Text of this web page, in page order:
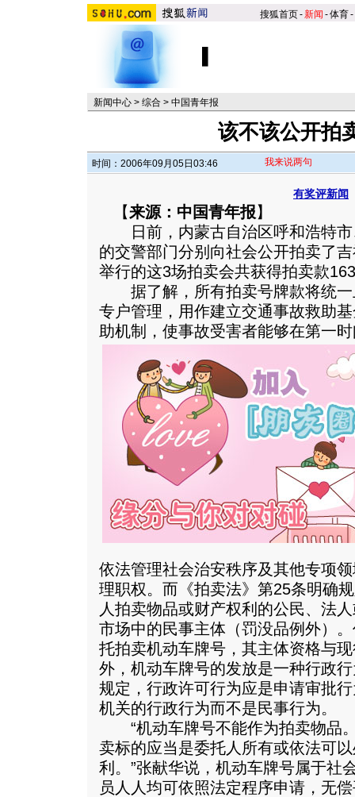
搜狐首页-新闻 -体育-
新闻中心 > 综合 > 中国青年报
该不该公开拍
时间：2006年09月05日03:46 我来说两句
有奖评新闻
【来源：中国青年报】
日前，内蒙古自治区呼和浩特市
的交警部门分别向社会公开拍卖了
举行的这3场拍卖会共获得拍卖款
据了解，所有拍卖号牌款将统一
专户管理，用作建立交通事故救助
助机制，使事故受害者能够在第一
依法管理社会治安秩序及其他专项
理职权。而《拍卖法》第25条明确
人拍卖物品或财产权利的公民、法
市场中的民事主体（罚没品例外）
托拍卖机动车牌号，其主体资格与
外，机动车牌号的发放是一种行政
规定，行政许可行为应是申请审批
机关的行政行为而不是民事行为。
“机动车牌号不能作为拍卖物品
卖标的应当是委托人所有或依法可
利。”张献华说，机动车牌号属于社
员人人均可依照法定程序申请，无